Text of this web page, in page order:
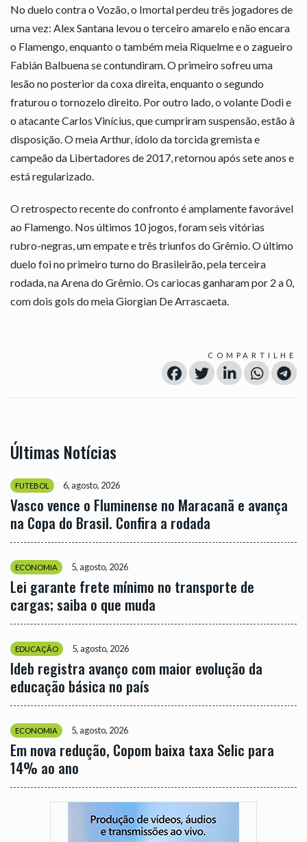
No duelo contra o Vozão, o Imortal perdeu três jogadores de
uma vez: Alex Santana levou o terceiro amarelo e não encara
o Flamengo, enquanto o também meia Riquelme e o zagueiro
Fabián Balbuena se contundiram. O primeiro sofreu uma
lesão no posterior da coxa direita, enquanto o segundo
fraturou o tornozelo direito. Por outro lado, o volante Dodi e
o atacante Carlos Vinícius, que cumpriram suspensão, estão à
disposição. O meia Arthur, ídolo da torcida gremista e
campeão da Libertadores de 2017, retornou após sete anos e
está regularizado.
O retrospecto recente do confronto é amplamente favorável
ao Flamengo. Nos últimos 10 jogos, foram seis vitórias
rubro-negras, um empate e três triunfos do Grêmio. O último
duelo foi no primeiro turno do Brasileirão, pela terceira
rodada, na Arena do Grêmio. Os cariocas ganharam por 2 a 0,
com dois gols do meia Giorgian De Arrascaeta.
COMPARTILHE
Últimas Notícias
FUTEBOL 6, agosto, 2026
Vasco vence o Fluminense no Maracanã e avança
na Copa do Brasil. Confira a rodada
ECONOMIA 5, agosto, 2026
Lei garante frete mínimo no transporte de
cargas; saiba o que muda
EDUCAÇÃO 5, agosto, 2026
Ideb registra avanço com maior evolução da
educação básica no país
ECONOMIA 5, agosto, 2026
Em nova redução, Copom baixa taxa Selic para
14% ao ano